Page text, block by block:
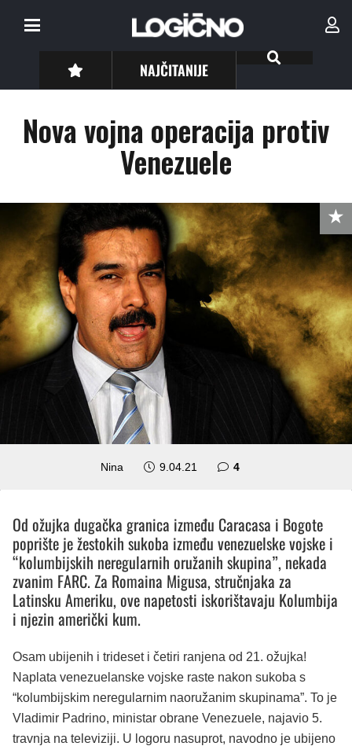
NAJČITANIJE
Nova vojna operacija protiv
Venezuele
Nina 9.04.21 4komentara
Od ožujka dugačka granica između Caracasa i Bogote
poprište je žestokih sukoba između venezuelske vojske i
“kolumbijskih neregularnih oružanih skupina”, nekada
zvanim FARC. Za Romaina Migusa, stručnjaka za
Latinsku Ameriku, ove napetosti iskorištavaju Kolumbija
i njezin američki kum.
Osam ubijenih i trideset i četiri ranjena od 21. ožujka!
Naplata venezuelanske vojske raste nakon sukoba s
“kolumbijskim neregularnim naoružanim skupinama”. To je
Vladimir Padrino, ministar obrane Venezuele, najavio 5.
travnja na televiziji. U logoru nasuprot, navodno je ubijeno